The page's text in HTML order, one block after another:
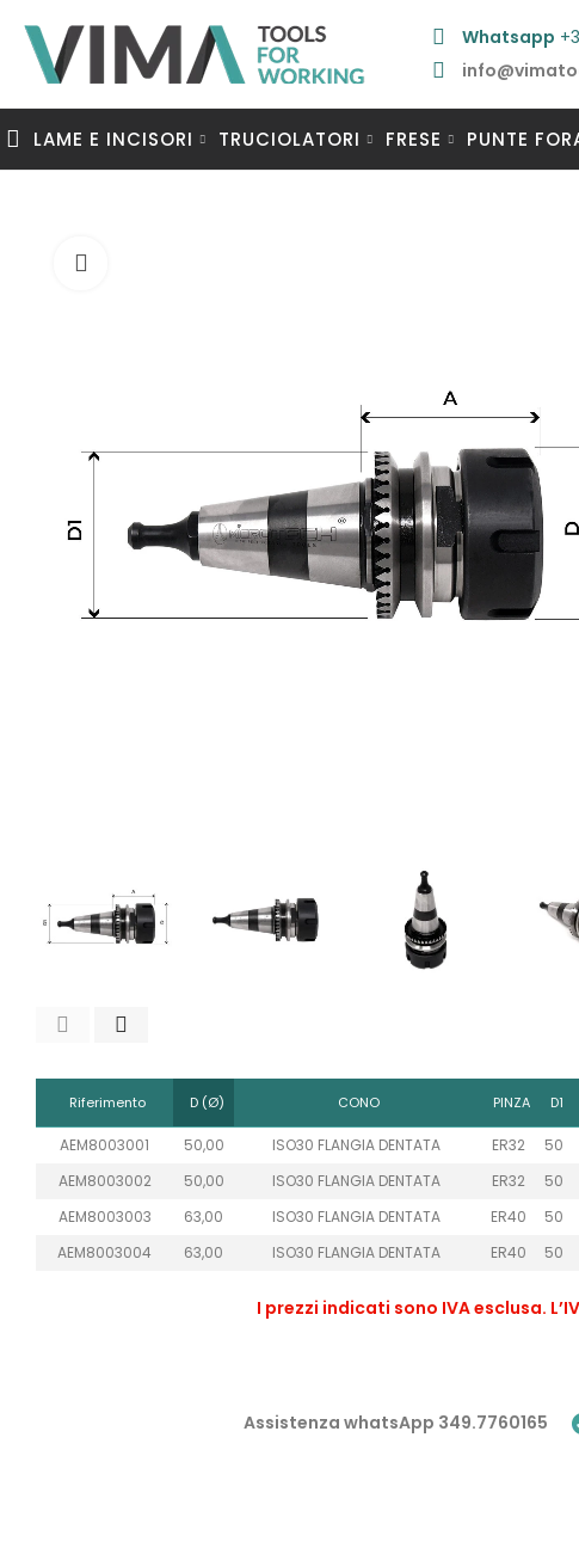
Whatsapp
LAME E INCISORI TRUCIOLATORI FRESE PUNTE
Riferimento D (Ø) CONO PINZA D1
AEM8003001 50,00 ISO30 FLANGIA DENTATA ER32 50
AEM8003002
50,00 ISO30 FLANGIA DENTATA ER32 50
AEM8003003
63,00 ISO30 FLANGIA DENTATA ER40 50
AEM8003004
63,00 ISO30 FLANGIA DENTATA ER40 50
I prezzi indicati sono IVA esclusa.
Assistenza whatsApp 349.7760165